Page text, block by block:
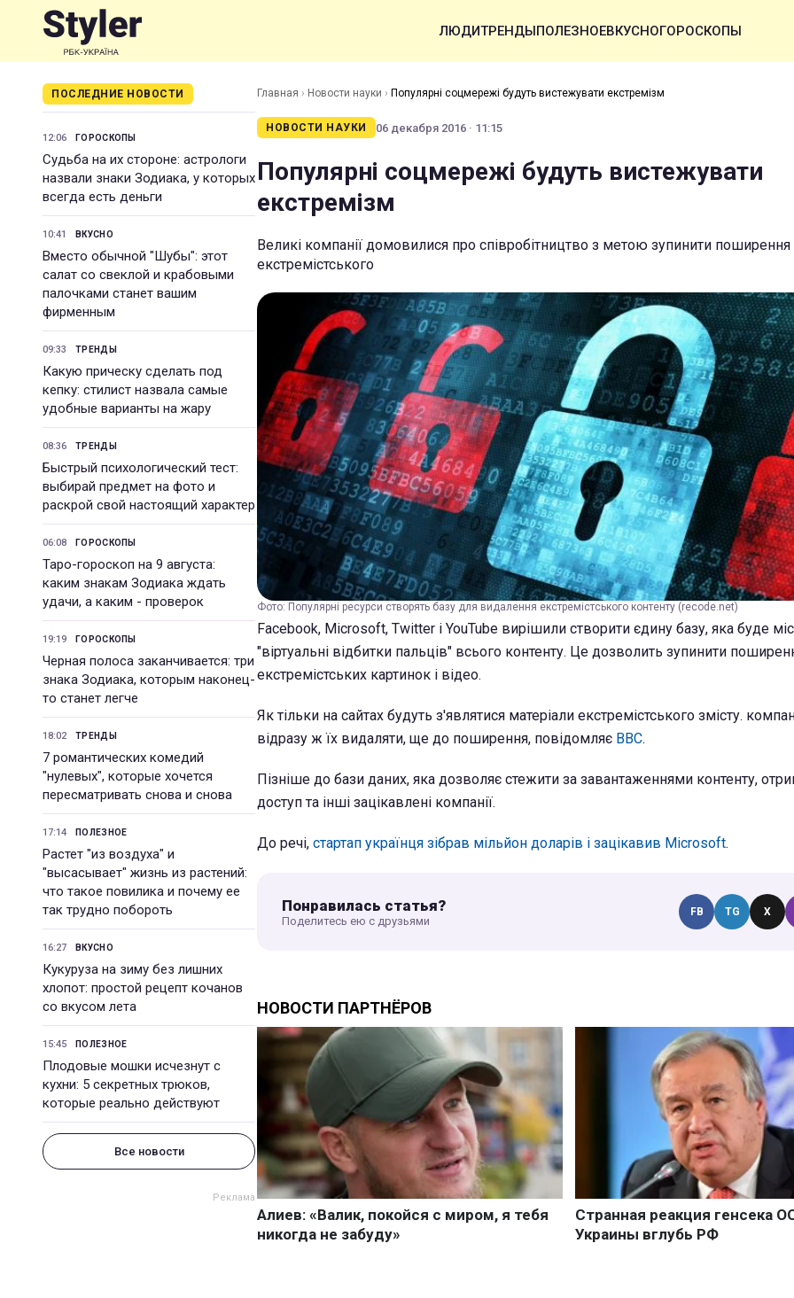
ЛЮДИТРЕНДЫПОЛЕЗНОЕВКУСНОГОРОСКОПЫ
ПОСЛЕДНИЕ НОВОСТИ
12:06 ГОРОСКОПЫ
Судьба на их стороне: астрологи
назвали знаки Зодиака, у которых
всегда есть деньги
10:41 ВКУСНО
Вместо обычной "Шубы": этот
салат со свеклой и крабовыми
палочками станет вашим
фирменным
09:33 ТРЕНДЫ
Какую прическу сделать под
кепку: стилист назвала самые
удобные варианты на жару
08:36 ТРЕНДЫ
Быстрый психологический тест:
выбирай предмет на фото и
раскрой свой настоящий характер
06:08 ГОРОСКОПЫ
Таро-гороскоп на 9 августа:
каким знакам Зодиака ждать
удачи, а каким - проверок
19:19 ГОРОСКОПЫ
Черная полоса заканчивается: три
знака Зодиака, которым наконец-
то станет легче
18:02 ТРЕНДЫ
7 романтических комедий
"нулевых", которые хочется
пересматривать снова и снова
17:14 ПОЛЕЗНОЕ
Растет "из воздуха" и
"высасывает" жизнь из растений:
что такое повилика и почему ее
так трудно побороть
16:27 ВКУСНО
Кукуруза на зиму без лишних
хлопот: простой рецепт кочанов
со вкусом лета
15:45 ПОЛЕЗНОЕ
Плодовые мошки исчезнут с
кухни: 5 секретных трюков,
которые реально действуют
Все новости
Главная › Новости науки › Популярні соцмережі будуть вистежувати екстремізм
НОВОСТИ НАУКИ 06 декабря 2016 · 11:15
Популярні соцмережі будуть вистежувати
екстремізм
Великі компанії домовилися про співробітництво з метою зупинити поширення
екстремістського
Фото: Популярні ресурси створять базу для видалення екстремістського контенту (recode.net)
Facebook, Microsoft, Twitter і YouTube вирішили створити єдину базу, яка буде
"віртуальні відбитки пальців" всього контенту. Це дозволить зупинити
екстремістських картинок і відео.
Як тільки на сайтах будуть з'являтися матеріали екстремістського змісту.
відразу ж їх видаляти, ще до поширення, повідомляє BBC.
Пізніше до бази даних, яка дозволяє стежити за завантаженнями контенту,
доступ та інші зацікавлені компанії.
До речі, стартап українця зібрав мільйон доларів і зацікавив Microsoft.
Понравилась статья?
Поделитесь ею с друзьями
FB TG X